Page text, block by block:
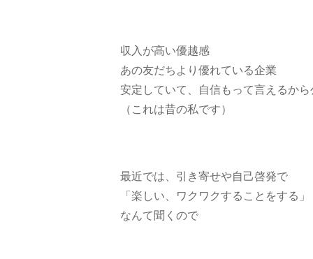
収入が高い優越感
あの友だちより優れている企業
安定していて、自信もって言えるか
（これは昔の私です）
最近では、引き寄せや自己啓発で
「楽しい、ワクワクすることをする」
なんて聞くので